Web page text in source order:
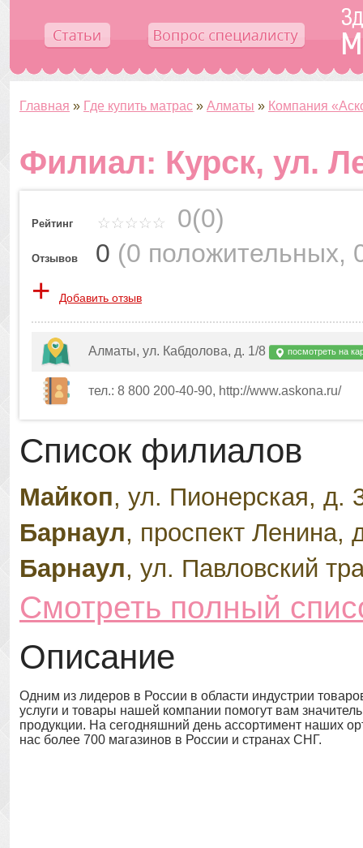
Главная » Где купить матрас » Алматы » Компания
Филиал: Курск, ул.
Рейтинг 0(0)
Отзывов 0 (0 положительных,
+ Добавить отзыв
Алматы, ул. Кабдолова, д. 1/8 посмотреть на
тел.: 8 800 200-40-90, http://www.askona.ru/
Список филиалов
Майкоп, ул. Пионерская, д.
Барнаул, проспект Ленина,
Барнаул, ул. Павловский
Смотреть полный
Описание
Одним из лидеров в России в области индустрии
услуги и товары нашей компании помогут вам
продукции. На сегодняшний день ассортимент наших
нас более 700 магазинов в России и странах СНГ.